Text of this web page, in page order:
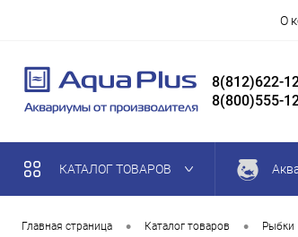
О
8(812)622-
8(800)555-
КАТАЛОГ ТОВАРОВ
Главная страница • Каталог товаров • Рыбки